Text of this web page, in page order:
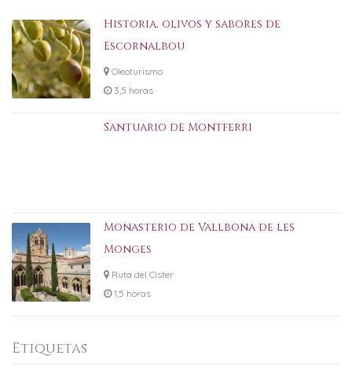
Historia, olivos y sabores de
Escornalbou
Oleoturismo
3,5 horas
Santuario de Montferri
Monasterio de Vallbona de les
Monges
Ruta del Cister
1,5 horas
Etiquetas